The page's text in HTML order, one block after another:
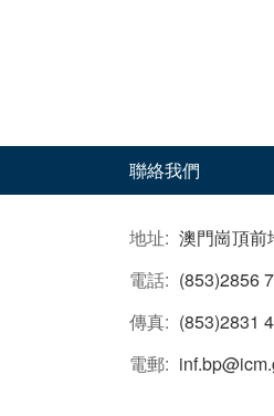
聯絡我們
地址: 澳門崗頂前
電話: (853)2856
傳真: (853)2831
電郵: